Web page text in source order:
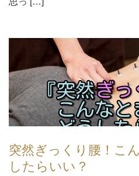
突然ぎっくり腰！こ
したらいい？